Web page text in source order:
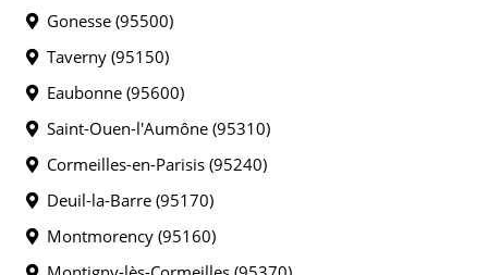
Gonesse (95500)
Taverny (95150)
Eaubonne (95600)
Saint-Ouen-l'Aumône (95310)
Cormeilles-en-Parisis (95240)
Deuil-la-Barre (95170)
Montmorency (95160)